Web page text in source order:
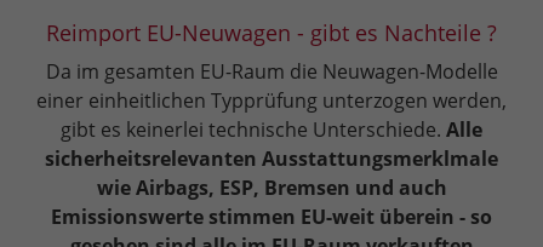
Reimport EU-Neuwagen - gibt es Nachteile ?
Da im gesamten EU-Raum die Neuwagen-Modelle
einer einheitlichen Typprüfung unterzogen werden,
gibt es keinerlei technische Unterschiede. Alle
sicherheitsrelevanten Ausstattungsmerklmale
wie Airbags, ESP, Bremsen und auch
Emissionswerte stimmen EU-weit überein - so